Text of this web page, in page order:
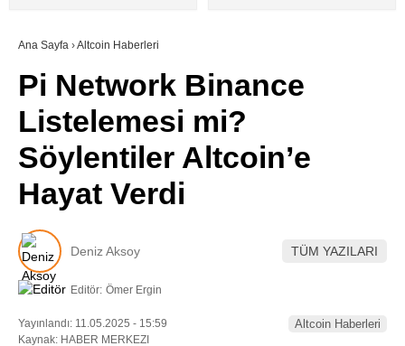
Youtube
SÖZLÜK
Ana Sayfa ›Altcoin Haberleri
Pi Network Binance
Listelemesi mi?
Söylentiler Altcoin’e
Hayat Verdi
Deniz Aksoy TÜM YAZILARI
Editör: Ömer Ergin
Yayınlandı: 11.05.2025 - 15:59
Kaynak: HABER MERKEZI
Altcoin Haberleri